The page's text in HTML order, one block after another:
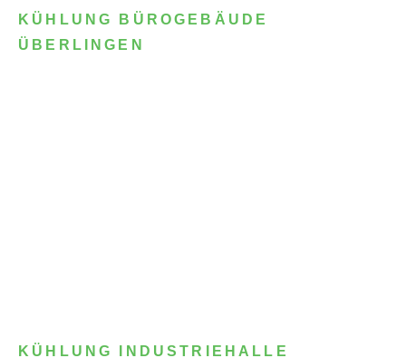
KÜHLUNG BÜROGEBÄUDE
ÜBERLINGEN
KÜHLUNG INDUSTRIEHALLE